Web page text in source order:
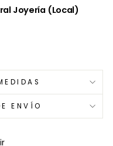
Joyería (Local)
ENVÍO